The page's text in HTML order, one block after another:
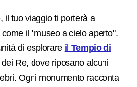
il tuo viaggio ti porterà a
il "museo a cielo aperto".
di esplorare il Tempio di
Re, dove riposano alcuni
Ogni monumento racconta